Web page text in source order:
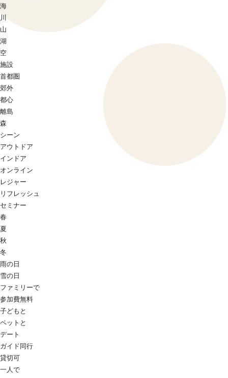
海
川
山
湖
空
施設
首都圏
郊外
都心
離島
森
シーン
アウトドア
インドア
オンライン
レジャー
リフレッシュ
セミナー
春
夏
秋
冬
雨の日
雪の日
ファミリーで
参加費無料
子どもと
ペットと
デート
ガイド同行
貸切可
一人で